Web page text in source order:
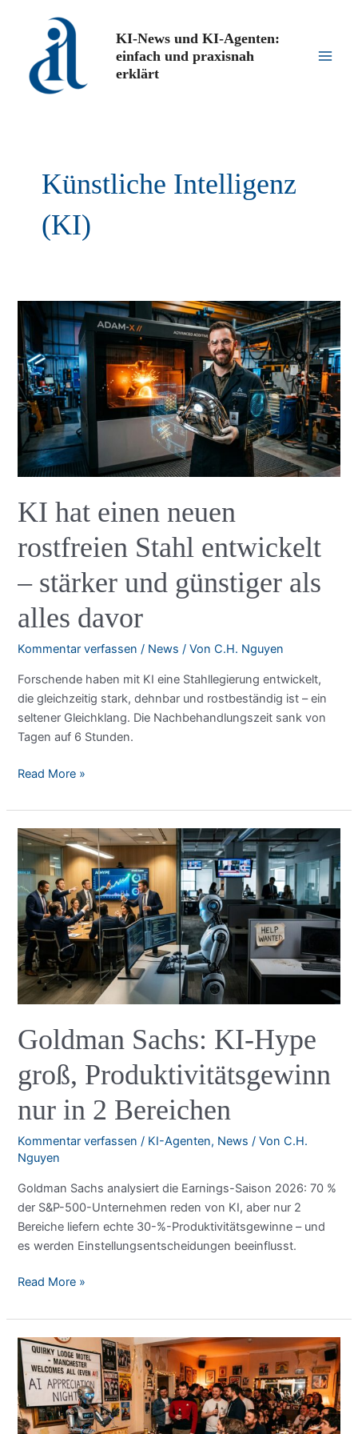
springen
KI-News und KI-Agenten:
einfach und praxisnah
erklärt
Künstliche Intelligenz
(KI)
KI hat einen neuen
rostfreien Stahl entwickelt
– stärker und günstiger als
alles davor
Kommentar verfassen / News / VonC.H. Nguyen
Forschende haben mit KI eine Stahllegierung entwickelt,
die gleichzeitig stark, dehnbar und rostbeständig ist – ein
seltener Gleichklang. Die Nachbehandlungszeit sank von
Tagen auf 6 Stunden.
KI
einen
neuen
rostfreien
Stahl
entwickelt
stärker
und
günstiger
als
alles
Read More »
Goldman Sachs: KI-Hype
groß, Produktivitätsgewinn
nur in 2 Bereichen
Kommentar verfassen / KI-Agenten, News / VonC.H.
Nguyen
Goldman Sachs analysiert die Earnings-Saison 2026: 70 %
der S&P-500-Unternehmen reden von KI, aber nur 2
Bereiche liefern echte 30-%-Produktivitätsgewinne – und
es werden Einstellungsentscheidungen beeinflusst.
Goldman
KI-
Hype
groß,
Produktivitätsgewinn
nur
in
Read More »